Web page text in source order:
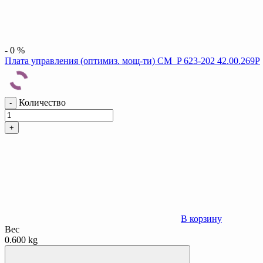
- 0 %
Плата управления (оптимиз. мощ-ти) CM_P 623-202 42.00.269P
- Количество
+
В корзину
Вес
0.600 kg